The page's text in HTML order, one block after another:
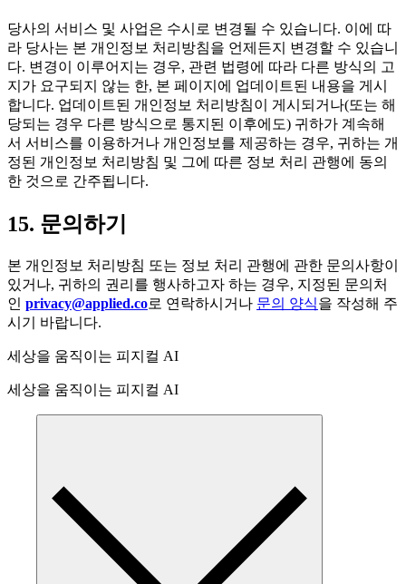
당사의 서비스 및 사업은 수시로 변경될 수 있습니다. 이에 따
라 당사는 본 개인정보 처리방침을 언제든지 변경할 수 있습니
다. 변경이 이루어지는 경우, 관련 법령에 따라 다른 방식의 고
지가 요구되지 않는 한, 본 페이지에 업데이트된 내용을 게시
합니다. 업데이트된 개인정보 처리방침이 게시되거나(또는 해
당되는 경우 다른 방식으로 통지된 이후에도) 귀하가 계속해
서 서비스를 이용하거나 개인정보를 제공하는 경우, 귀하는 개
정된 개인정보 처리방침 및 그에 따른 정보 처리 관행에 동의
한 것으로 간주됩니다.
15. 문의하기
본 개인정보 처리방침 또는 정보 처리 관행에 관한 문의사항이
있거나, 귀하의 권리를 행사하고자 하는 경우, 지정된 문의처
인 privacy@applied.co로 연락하시거나 문의 양식을 작성해 주
시기 바랍니다.
세상을 움직이는 피지컬 AI
세상을 움직이는 피지컬 AI